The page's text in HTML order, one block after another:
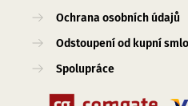
Ochrana osobních údajů
Odstoupení od kupní
Spolupráce